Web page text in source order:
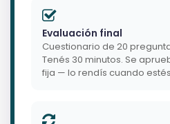
Evaluación final
Cuestionario de 20
Tenés 30 minutos. Se
fija — lo rendís cuando